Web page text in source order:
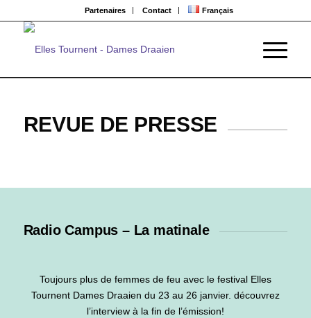
Partenaires Contact Français
REVUE DE PRESSE
Radio Campus – La matinale
Toujours plus de femmes de feu avec le festival Elles
Tournent Dames Draaien du 23 au 26 janvier. découvrez
l’interview à la fin de l’émission!